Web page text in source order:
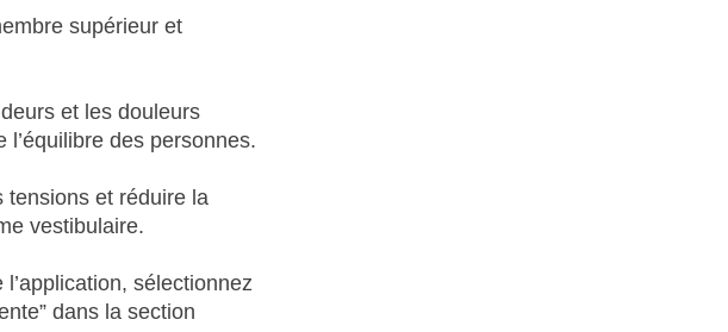
supérieur et
et les douleurs
des personnes.
tensions et réduire la
vestibulaire.
sélectionnez
dans la section